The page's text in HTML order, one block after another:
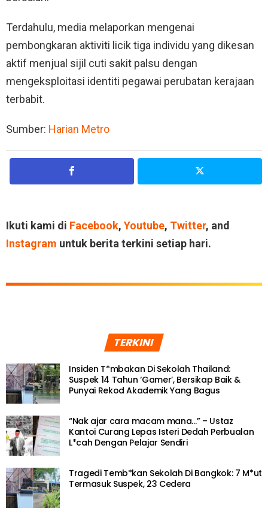
Terdahulu, media melaporkan mengenai
pembongkaran aktiviti licik tiga individu yang dikesan
aktif menjual sijil cuti sakit palsu dengan
mengeksploitasi identiti pegawai perubatan kerajaan
terbabit.
Sumber: Harian Metro
Ikuti kami di Facebook, Youtube, Twitter, and
Instagram untuk berita terkini setiap hari.
TERKINI
Insiden T*mbakan Di Sekolah Thailand:
Suspek 14 Tahun ‘Gamer’, Bersikap Baik &
Punyai Rekod Akademik Yang Bagus
“Nak ajar cara macam mana…” – Ustaz
Kantoi Curang Lepas Isteri Dedah Perbualan
L*cah Dengan Pelajar Sendiri
Tragedi Temb*kan Sekolah Di Bangkok: 7 M*ut
Termasuk Suspek, 23 Cedera